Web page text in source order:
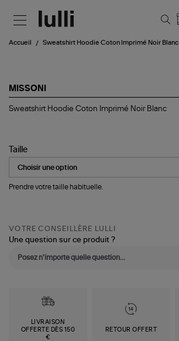
Accueil Sweatshirt Hoodie Coton Imprimé Noir Blanc
MISSONI
Sweatshirt
Noir
Blanc
Sweatshirt Hoodie Coton Imprimé Noir Blanc
Taille
Prendre votre taille habituelle.
VOTRE CONSEILLÈRE LULLI
Une question sur ce produit ?
LIVRAISON
OFFERTE DÈS 150
€
RETOUR OFFERT